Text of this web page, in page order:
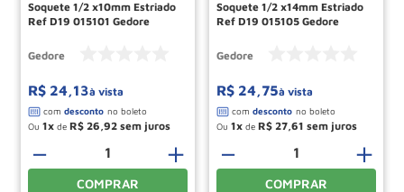
Soquete 1/2 x10mm Estriado
Ref D19 015101 Gedore
Gedore
R$ 24,13à vista
Ou 1 de R$ 26,92
＋
－
COMPRAR
Soquete 1/2 x14mm Estriado
Ref D19 015105 Gedore
Gedore
R$ 24,75à vista
Ou 1 de R$ 27,61
＋
－
COMPRAR